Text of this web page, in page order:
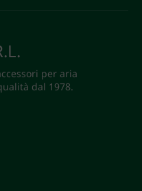
per aria
dal 1978.